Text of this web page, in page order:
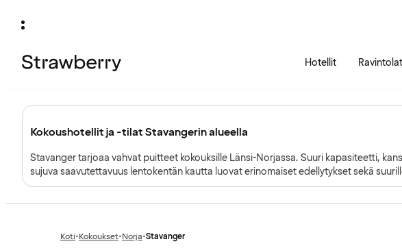
Hotellit Ravintolat
Kokoushotellit ja -tilat Stavangerin alueella
Stavanger tarjoaa vahvat puitteet kokouksille Länsi-Norjassa. Suuri kapasiteetti,
sujuva saavutettavuus lentokentän kautta luovat erinomaiset edellytykset sekä
tapahtumille.
Koti•Edellinen
Kokoukset•Edellinen
Norja•Stavanger